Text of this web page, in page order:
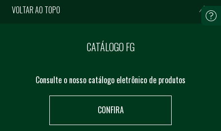
VOLTAR AO TOPO
CATÁLOGO FG
Consulte o nosso catálogo eletrônico de produtos
CONFIRA